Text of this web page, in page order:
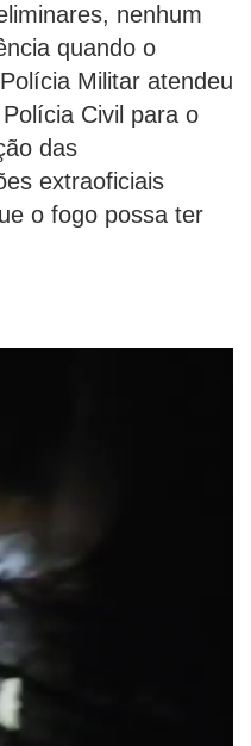
nenhum
quando o
Militar atendeu
Civil para o
das
extraoficiais
o fogo possa ter